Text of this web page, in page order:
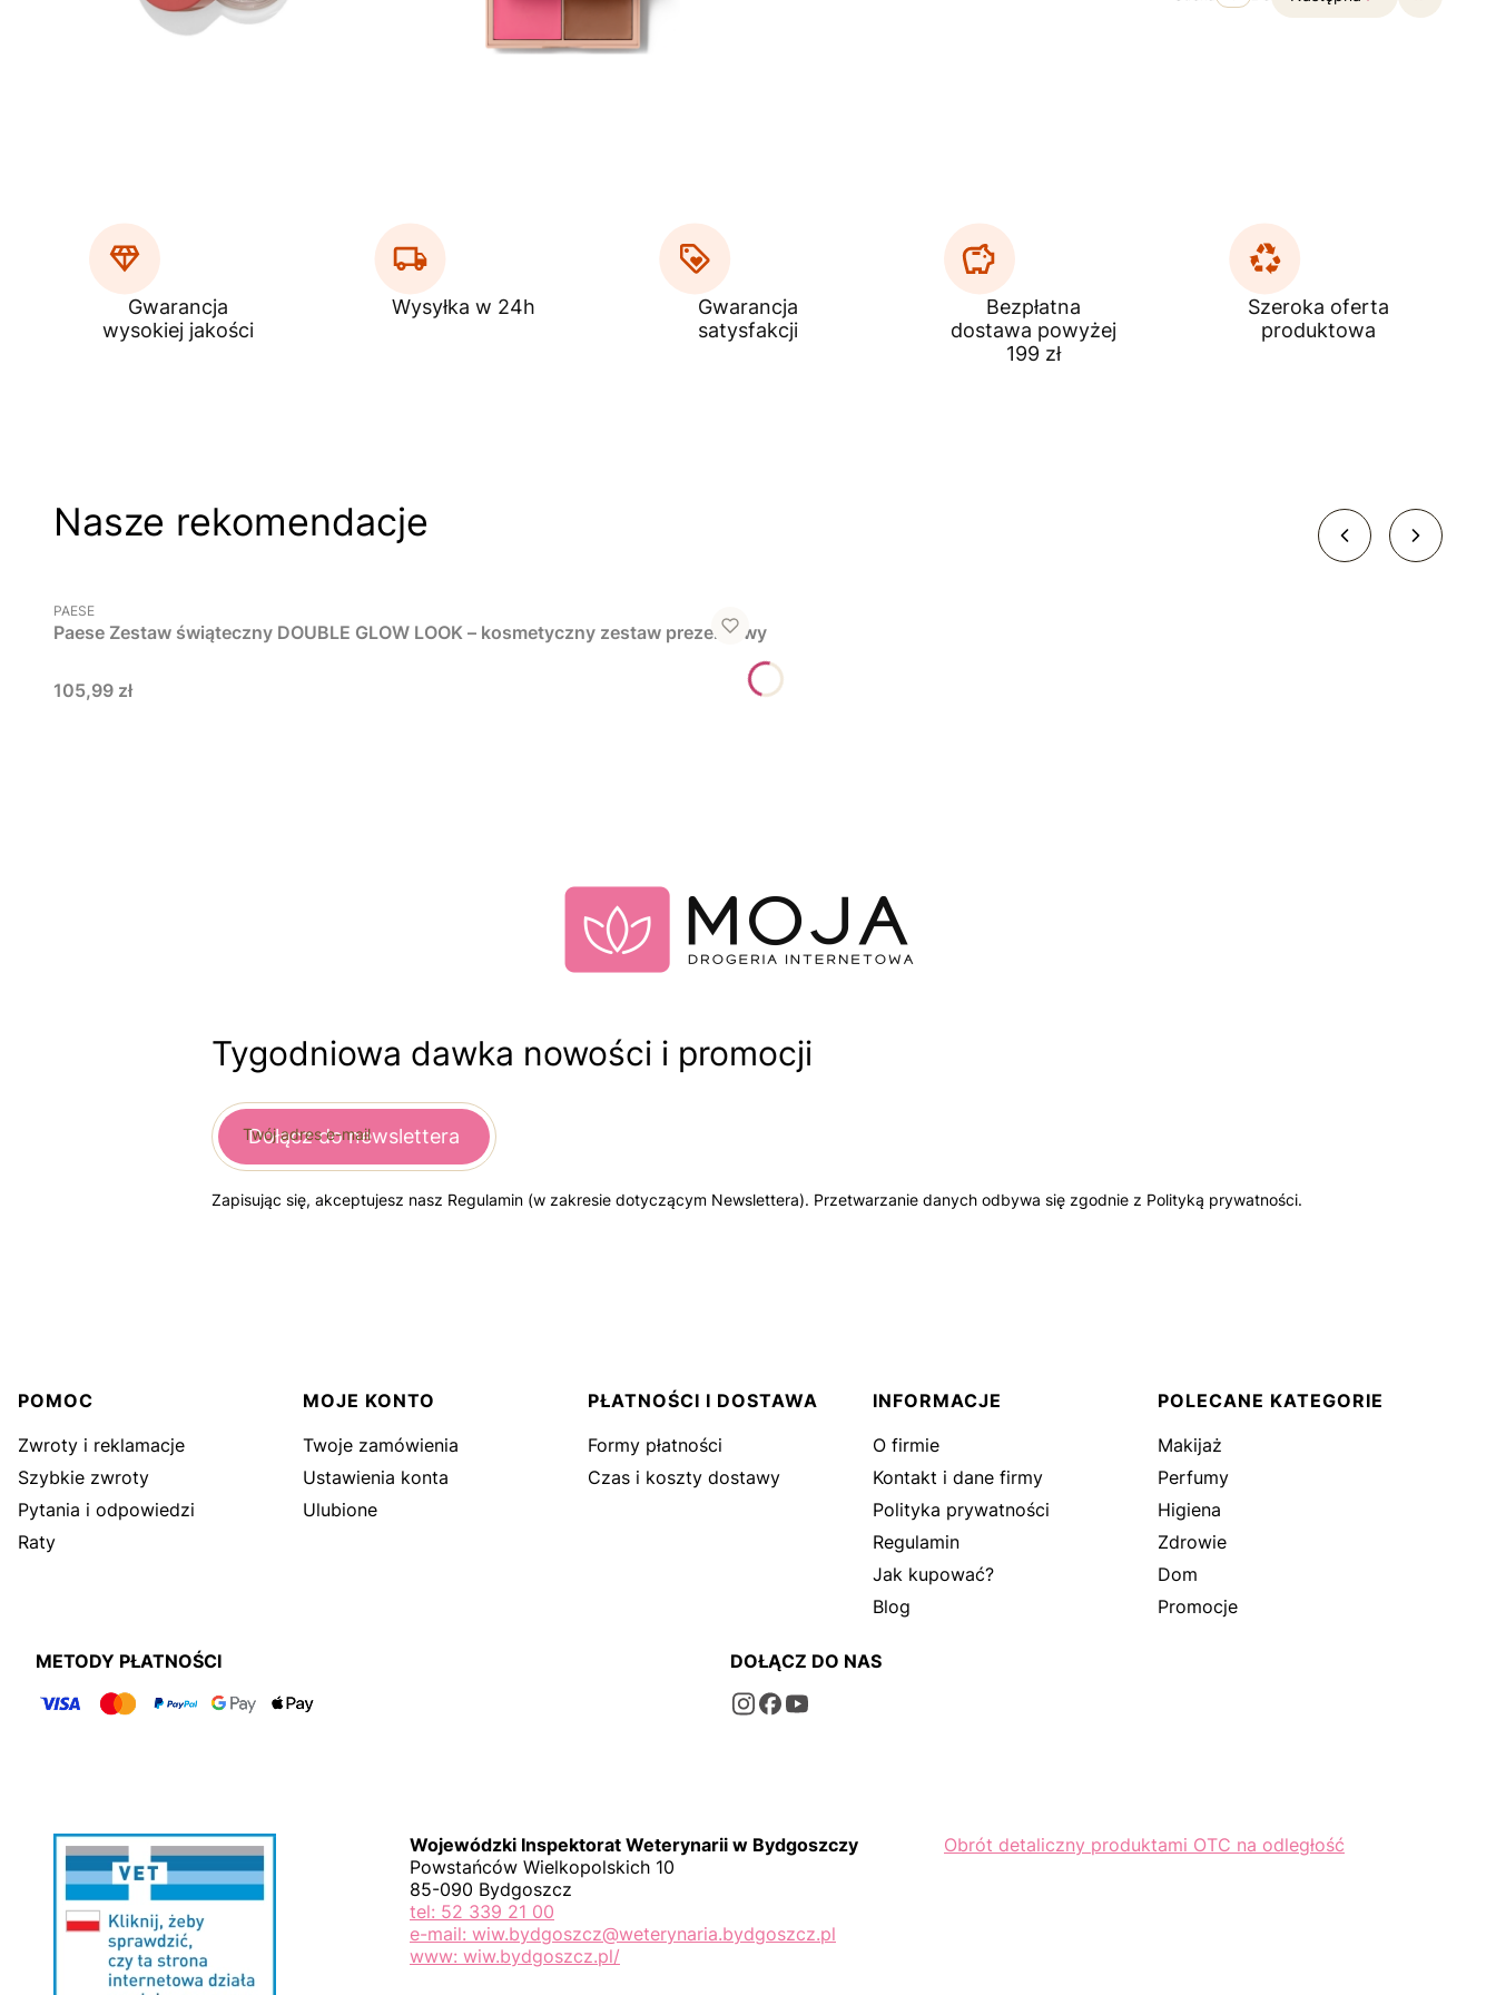
Przejdź
Gwarancja
wysokiej jakości
Wysyłka w 24h
Gwarancja
satysfakcji
Bezpłatna
dostawa powyżej
199 zł
Szeroka oferta
produktowa
Nasze rekomendacje
PRODUCENT
PAESE
Paese Zestaw świąteczny DOUBLE GLOW LOOK – kosmetyczny zestaw prezentowy
Cena
105,99 zł
Tygodniowa dawka nowości i promocji
Twój adres e-mail
Dołącz do newslettera
Zapisując się, akceptujesz nasz Regulamin (w zakresie dotyczącym Newslettera). Przetwarzanie danych odbywa się zgodnie z Polityką prywatności.
Linki w stopce
POMOC
Zwroty i reklamacje
Szybkie zwroty
Pytania i odpowiedzi
Raty
MOJE KONTO
Twoje zamówienia
Ustawienia konta
Ulubione
PŁATNOŚCI I DOSTAWA
Formy płatności
Czas i koszty dostawy
INFORMACJE
O firmie
Kontakt i dane firmy
Polityka prywatności
Regulamin
Jak kupować?
Blog
POLECANE KATEGORIE
Makijaż
Perfumy
Higiena
Zdrowie
Dom
Promocje
METODY PŁATNOŚCI DOŁĄCZ DO NAS
Wojewódzki Inspektorat Weterynarii w Bydgoszczy
Powstańców Wielkopolskich 10
85-090 Bydgoszcz
tel: 52 339 21 00
e-mail: wiw.bydgoszcz@weterynaria.bydgoszcz.pl
www: wiw.bydgoszcz.pl/
Obrót detaliczny produktami OTC na odległość